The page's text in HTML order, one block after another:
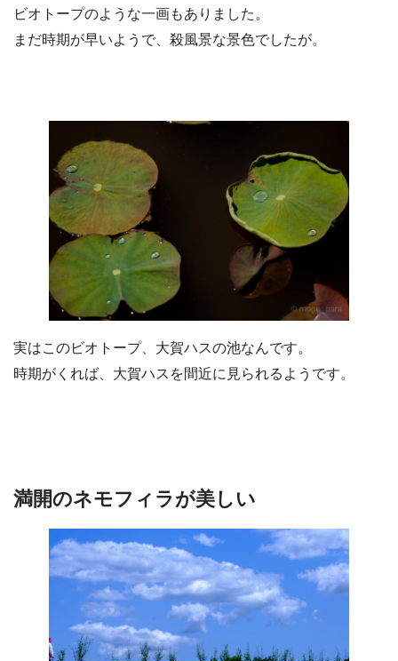
ビオトープのような一画もありました。
まだ時期が早いようで、殺風景な景色でしたが。
実はこのビオトープ、大賀ハスの池なんです。
時期がくれば、大賀ハスを間近に見られるようです。
満開のネモフィラが美しい